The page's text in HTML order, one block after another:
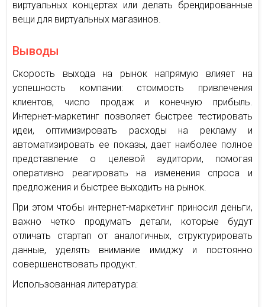
виртуальных концертах или делать брендированные
вещи для виртуальных магазинов.
Выводы
Скорость выхода на рынок напрямую влияет на
успешность компании: стоимость привлечения
клиентов, число продаж и конечную прибыль.
Интернет-маркетинг позволяет быстрее тестировать
идеи, оптимизировать расходы на рекламу и
автоматизировать ее показы, дает наиболее полное
представление о целевой аудитории, помогая
оперативно реагировать на изменения спроса и
предложения и быстрее выходить на рынок.
При этом чтобы интернет-маркетинг приносил деньги,
важно четко продумать детали, которые будут
отличать стартап от аналогичных, структурировать
данные, уделять внимание имиджу и постоянно
совершенствовать продукт.
Использованная литература: